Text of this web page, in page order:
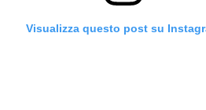
Visualizza questo post su